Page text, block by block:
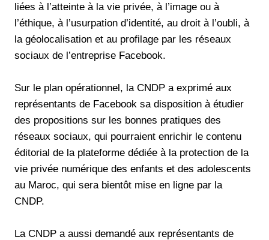
liées à l’atteinte à la vie privée, à l’image ou à
l’éthique, à l’usurpation d’identité, au droit à l’oubli, à
la géolocalisation et au profilage par les réseaux
sociaux de l’entreprise Facebook.
Sur le plan opérationnel, la CNDP a exprimé aux
représentants de Facebook sa disposition à étudier
des propositions sur les bonnes pratiques des
réseaux sociaux, qui pourraient enrichir le contenu
éditorial de la plateforme dédiée à la protection de la
vie privée numérique des enfants et des adolescents
au Maroc, qui sera bientôt mise en ligne par la
CNDP.
La CNDP a aussi demandé aux représentants de